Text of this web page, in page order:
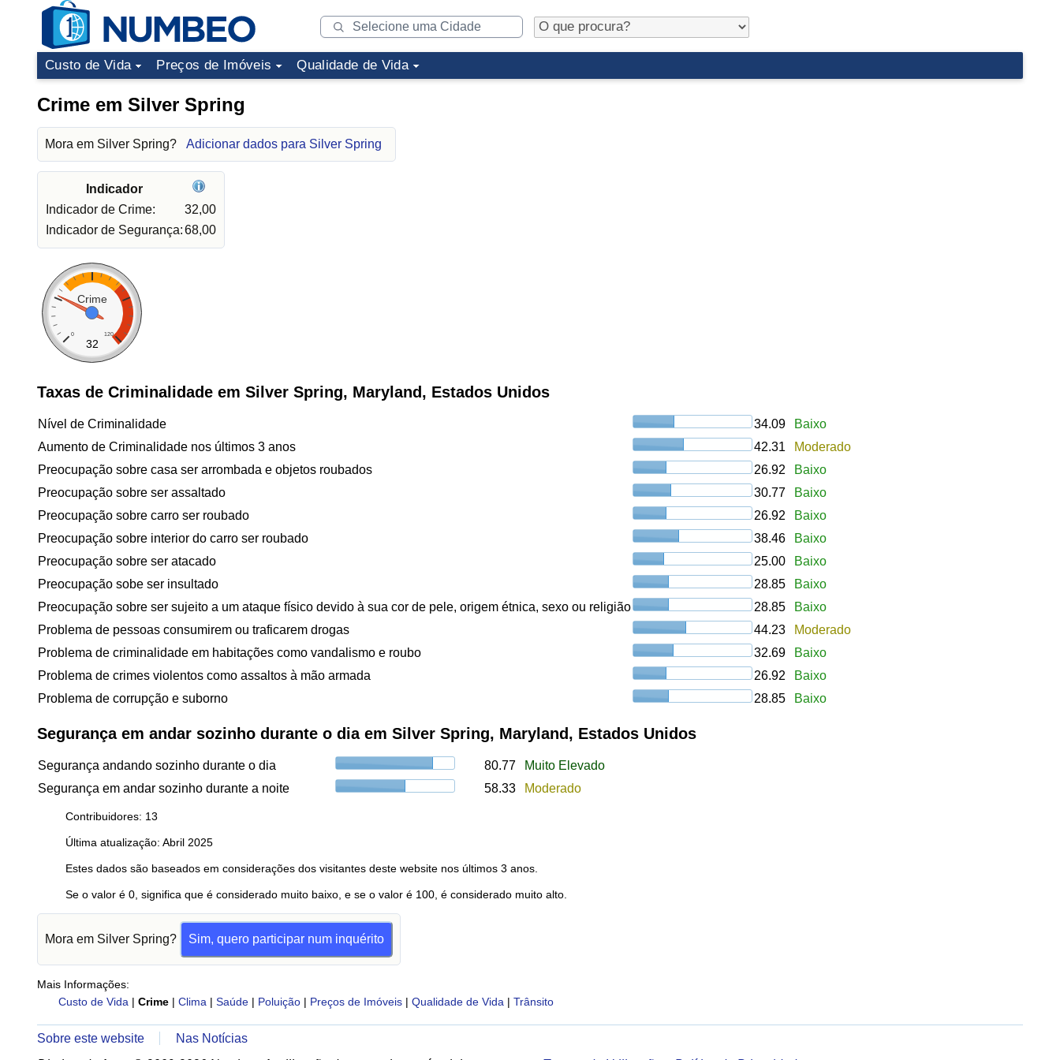
Custo de Vida Preços de Imóveis Qualidade de Vida
Crime em Silver Spring
Mora em Silver Spring? Adicionar dados para Silver Spring
Indicador
Indicador de Crime:
32,00
Indicador de Segurança:68,00
Crime
0 120
32
Taxas de Criminalidade em Silver Spring, Maryland, Estados Unidos
Nível de Criminalidade 34.09
Baixo
Aumento de Criminalidade nos últimos 3 anos
42.31
Moderado
Preocupação sobre casa ser arrombada e objetos roubados
26.92
Baixo
Preocupação sobre ser assaltado
30.77
Baixo
Preocupação sobre carro ser roubado
26.92
Baixo
Preocupação sobre interior do carro ser roubado
38.46
Baixo
Preocupação sobre ser atacado
25.00
Baixo
Preocupação sobe ser insultado
28.85
Baixo
Preocupação sobre ser sujeito a um ataque físico devido à sua cor de pele, origem étnica, sexo ou religião
28.85
Baixo
Problema de pessoas consumirem ou traficarem drogas
44.23
Moderado
Problema de criminalidade em habitações como vandalismo e roubo
32.69
Baixo
Problema de crimes violentos como assaltos à mão armada
26.92
Baixo
Problema de corrupção e suborno
28.85 Baixo
Segurança em andar sozinho durante o dia em Silver Spring, Maryland, Estados Unidos
Segurança andando sozinho durante o dia 80.77
Muito Elevado
Segurança em andar sozinho durante a noite
58.33 Moderado
Contribuidores: 13
Última atualização: Abril 2025
Estes dados são baseados em considerações dos visitantes deste website nos últimos 3 anos.
Se o valor é 0, significa que é considerado muito baixo, e se o valor é 100, é considerado muito alto.
Mora em Silver Spring? Sim, quero participar num inquérito
Mais Informações:
Custo de Vida | Crime | Clima | Saúde | Poluição | Preços de Imóveis | Qualidade de Vida | Trânsito
Sobre este website
Nas Notícias